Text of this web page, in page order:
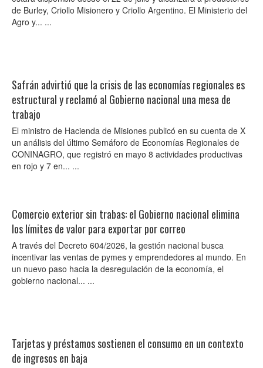
de Burley, Criollo Misionero y Criollo Argentino. El Ministerio del
Agro y... ...
Safrán advirtió que la crisis de las economías regionales es
estructural y reclamó al Gobierno nacional una mesa de
trabajo
El ministro de Hacienda de Misiones publicó en su cuenta de X
un análisis del último Semáforo de Economías Regionales de
CONINAGRO, que registró en mayo 8 actividades productivas
en rojo y 7 en... ...
Comercio exterior sin trabas: el Gobierno nacional elimina
los límites de valor para exportar por correo
A través del Decreto 604/2026, la gestión nacional busca
incentivar las ventas de pymes y emprendedores al mundo. En
un nuevo paso hacia la desregulación de la economía, el
gobierno nacional... ...
Tarjetas y préstamos sostienen el consumo en un contexto
de ingresos en baja